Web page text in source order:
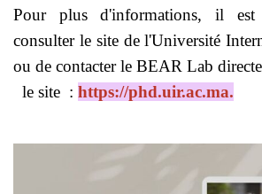
Pour plus d'informations, il est
consulter le site de l'Université
ou de contacter le BEAR Lab
le site : https://phd.uir.ac.ma.